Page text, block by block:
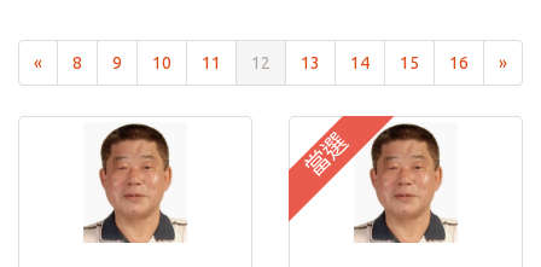
« 8 9 10 11 12 13 14 15 16 »
當選